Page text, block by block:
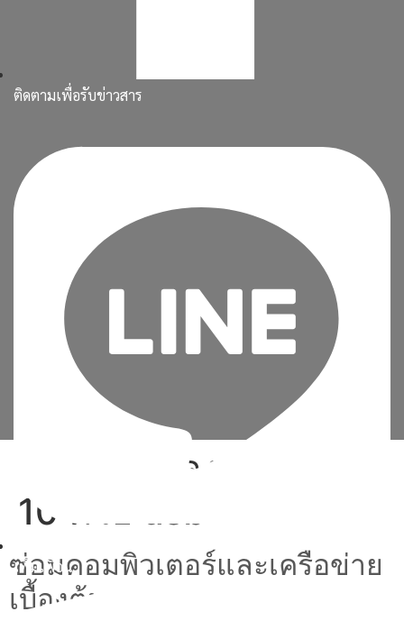
ติดตามเพื่อรับข่าวสาร
เพิ่มเพื่อน
สอน ลง วินโดว์
10 ด้วย usb
ซ่อมคอมพิวเตอร์และเครือข่าย
เบื้องต้น